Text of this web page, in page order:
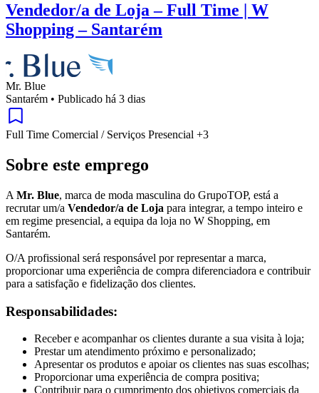
Vendedor/a de Loja – Full Time | W
Shopping – Santarém
Mr. Blue
Santarém • Publicado há 3 dias
Full Time Comercial / Serviços Presencial +3
Sobre este emprego
A Mr. Blue, marca de moda masculina do GrupoTOP, está a
recrutar um/a Vendedor/a de Loja para integrar, a tempo inteiro e
em regime presencial, a equipa da loja no W Shopping, em
Santarém.
O/A profissional será responsável por representar a marca,
proporcionar uma experiência de compra diferenciadora e contribuir
para a satisfação e fidelização dos clientes.
Responsabilidades:
Receber e acompanhar os clientes durante a sua visita à loja;
Prestar um atendimento próximo e personalizado;
Apresentar os produtos e apoiar os clientes nas suas escolhas;
Proporcionar uma experiência de compra positiva;
Contribuir para o cumprimento dos objetivos comerciais da